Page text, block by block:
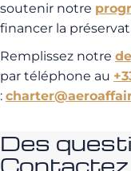
soutenir notre
financer la
Remplissez notre
par téléphone au
:
Des